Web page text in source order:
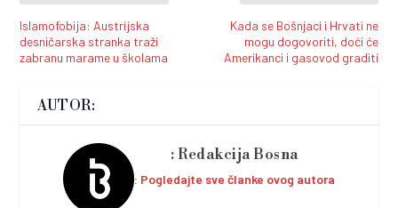
Islamofobija: Austrijska
desničarska stranka traži
zabranu marame u školama
Kada se Bošnjaci i Hrvati ne
mogu dogovoriti, doći će
Amerikanci i gasovod graditi
AUTOR:
Redakcija Bosna
Pogledajte sve članke ovog autora